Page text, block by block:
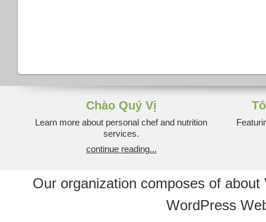
Chào Quý Vị
Learn more about personal chef and nutrition
services.
continue reading...
Our organization composes of
WordPress